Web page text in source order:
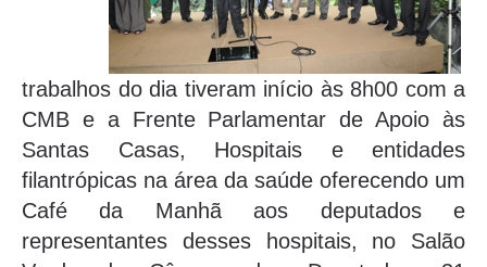
trabalhos do dia tiveram início às 8h00 com a
CMB e a Frente Parlamentar de Apoio às
Santas Casas, Hospitais e entidades
filantrópicas na área da saúde oferecendo um
Café da Manhã aos deputados e
representantes desses hospitais, no Salão